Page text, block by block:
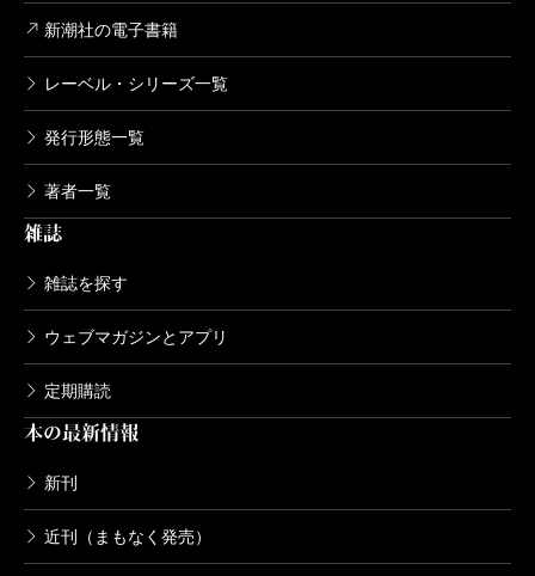
新潮社の電子書籍
レーベル・シリーズ一覧
発行形態一覧
著者一覧
雑誌
雑誌を探す
ウェブマガジンとアプリ
定期購読
本の最新情報
新刊
近刊（まもなく発売）